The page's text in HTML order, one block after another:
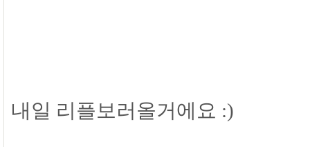
내일 리플보러올거에요 :)